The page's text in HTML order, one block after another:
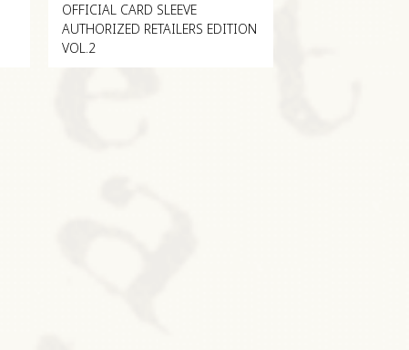
OFFICIAL CARD SLEEVE
AUTHORIZED RETAILERS EDITION
VOL.2